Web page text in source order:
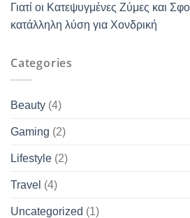
Γιατί οι Κατεψυγμένες Ζύμες και
κατάλληλη λύση για Χονδρική
Categories
Beauty (4)
Gaming (2)
Lifestyle (2)
Travel (4)
Uncategorized (1)